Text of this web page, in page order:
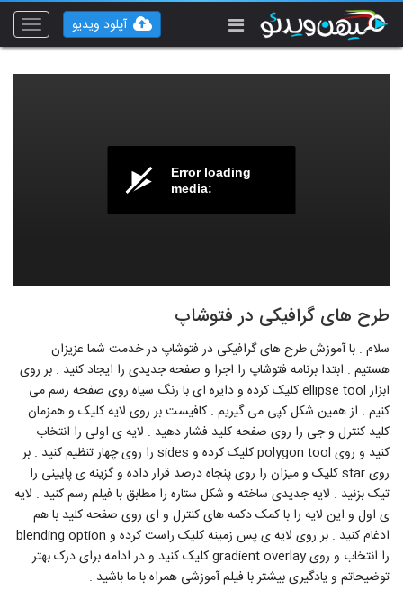
Toggle
آپلود ویدیو
Error loading
media:
طرح های گرافیکی در فتوشاپ
سلام . با آموزش طرح های گرافیکی در فتوشاپ در خدمت شما عزیزان
هستیم . ابتدا برنامه فتوشاپ را اجرا و صفحه جدیدی را ایجاد کنید . بر روی
ابزار ellipse tool کلیک کرده و دایره ای با رنگ سیاه روی صفحه رسم می
کنیم . از همین شکل کپی می گیریم . کافیست بر روی لایه کلیک و همزمان
کلید کنترل و جی را روی صفحه کلید فشار دهید . لایه ی اولی را انتخاب
کنید و روی polygon tool کلیک کرده و sides را روی چهار تنظیم کنید . بر
روی star کلیک و میزان را روی پنجاه درصد قرار داده و گزینه ی پایینی را
تیک بزنید . لایه جدیدی ساخته و شکل ستاره را مطابق با فیلم رسم کنید . لایه
ی اول و این لایه را با کمک دکمه های کنترل و ای روی صفحه کلید با هم
ادغام کنید . بر روی لایه ی پس زمینه کلیک راست کرده و blending option
را انتخاب و روی gradient overlay کلیک کنید و در ادامه برای درک بهتر
توضیحاتم و یادگیری بیشتر با فیلم آموزشی همراه با ما باشید .